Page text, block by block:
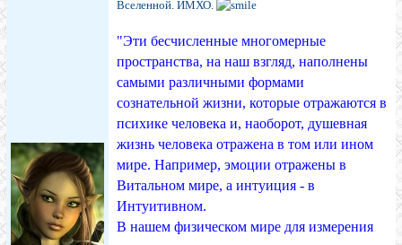
Вселенной. ИМХО.
"Эти бесчисленные многомерные
пространства, на наш взгляд, наполнены
самыми различными формами
сознательной жизни, которые отражаются в
психике человека и, наоборот, душевная
жизнь человека отражена в том или ином
мире. Например, эмоции отражены в
Витальном мире, а интуиция - в
Интуитивном.
В нашем физическом мире для измерения